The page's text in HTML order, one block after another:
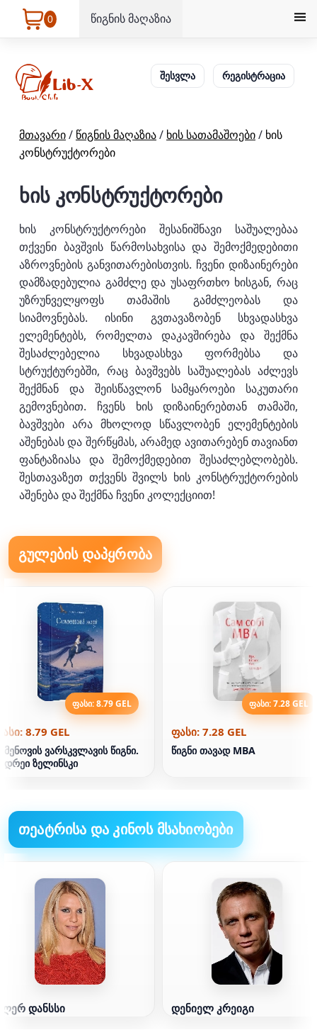
0 წიგნის მაღაზია
შესვლა რეგისტრაცია
მთავარი/ წიგნის მაღაზია/ ხის სათამაშოები/ ხის
კონსტრუქტორები
ხის კონსტრუქტორები
ხის კონსტრუქტორები შესანიშნავი საშუალებაა
თქვენი ბავშვის წარმოსახვისა და შემოქმედებითი
აზროვნების განვითარებისთვის. ჩვენი დიზაინერები
დამზადებულია გამძლე და უსაფრთხო ხისგან, რაც
უზრუნველყოფს თამაშის გამძლეობას და
სიამოვნებას. ისინი გვთავაზობენ სხვადასხვა
ელემენტებს, რომელთა დაკავშირება და შექმნა
შესაძლებელია სხვადასხვა ფორმებსა და
სტრუქტურებში, რაც ბავშვებს საშუალებას აძლევს
შექმნან და შეისწავლონ სამყაროები საკუთარი
გემოვნებით. ჩვენს ხის დიზაინერებთან თამაში,
ბავშვები არა მხოლოდ სწავლობენ ელემენტების
აშენებას და შერწყმას, არამედ ავითარებენ თავიანთ
ფანტაზიასა და შემოქმედებით შესაძლებლობებს.
შესთავაზეთ თქვენს შვილს ხის კონსტრუქტორების
აშენება და შექმნა ჩვენი კოლექციით!
გულების დაპყრობა
ფასი: 8.79 GEL
8.79 GEL
ვარსკვლავის წიგნი.
ზელინსკი
ფასი: 7.28 GEL
ფასი: 7.28 GEL
წიგნი თავად MBA
თეატრისა და კინოს მსახიობები
დანსსი დენიელ კრეიგი